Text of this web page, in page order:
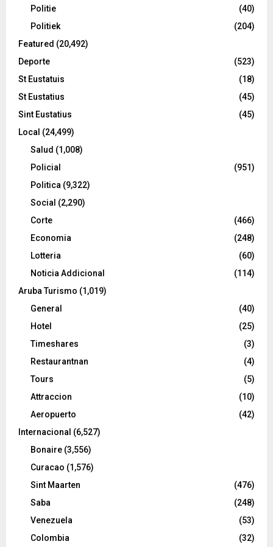
Politie
(40)
Politiek
(204)
Featured (20,492)
Deporte
(523)
St Eustatuis
(18)
St Eustatius
(45)
Sint Eustatius
(45)
Local (24,499)
Salud (1,008)
Policial
(951)
Politica (9,322)
Social (2,290)
Corte
(466)
Economia
(248)
Lotteria
(60)
Noticia Addicional
(114)
Aruba Turismo (1,019)
General
(40)
Hotel
(25)
Timeshares
(3)
Restaurantnan
(4)
Tours
(5)
Attraccion
(10)
Aeropuerto
(42)
Internacional (6,527)
Bonaire (3,556)
Curacao (1,576)
Sint Maarten
(476)
Saba
(248)
Venezuela
(53)
Colombia
(32)